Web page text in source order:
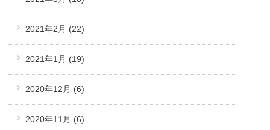
2021年2月 (22)
2021年1月 (19)
2020年12月 (6)
2020年11月 (6)